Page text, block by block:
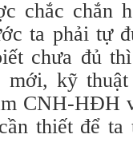
chắc chắn
ta phải tự
chưa đủ
mới, kỹ
CNH-HĐH
thiết để